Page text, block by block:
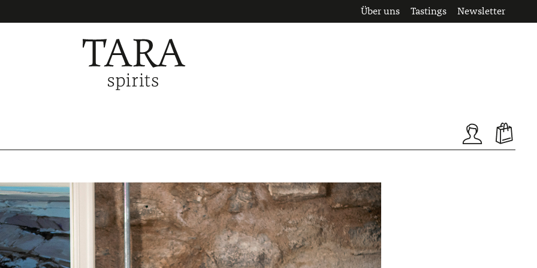
Über uns Tastings Newsletter